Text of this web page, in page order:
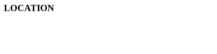
LOCATION